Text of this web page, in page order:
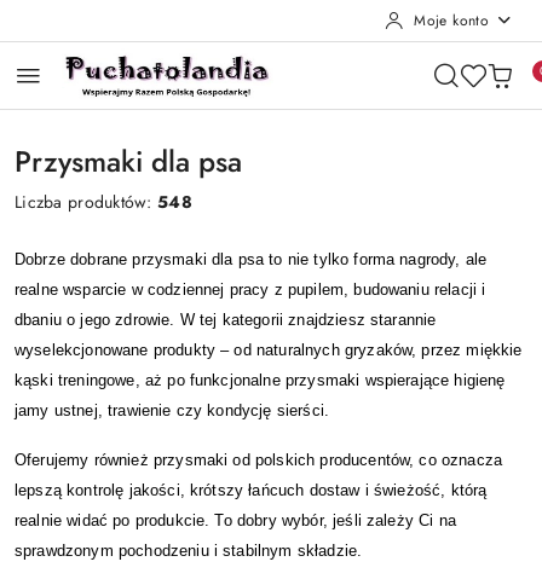
Moje konto
Przysmaki dla psa
Liczba produktów:548
Dobrze dobrane przysmaki dla psa to nie tylko forma nagrody, ale
realne wsparcie w codziennej pracy z pupilem, budowaniu relacji i
dbaniu o jego zdrowie. W tej kategorii znajdziesz starannie
wyselekcjonowane produkty – od naturalnych gryzaków, przez miękkie
kąski treningowe, aż po funkcjonalne przysmaki wspierające higienę
jamy ustnej, trawienie czy kondycję sierści.
Oferujemy również przysmaki od polskich producentów, co oznacza
lepszą kontrolę jakości, krótszy łańcuch dostaw i świeżość, którą
realnie widać po produkcie. To dobry wybór, jeśli zależy Ci na
sprawdzonym pochodzeniu i stabilnym składzie.